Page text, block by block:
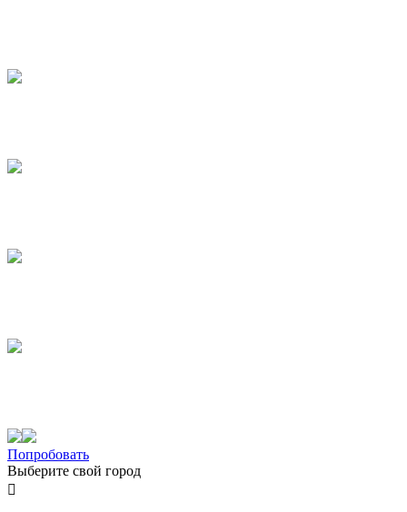
Попробовать
Выберите свой город
